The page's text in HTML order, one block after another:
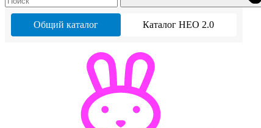
Общий каталог Каталог НЕО 2.0